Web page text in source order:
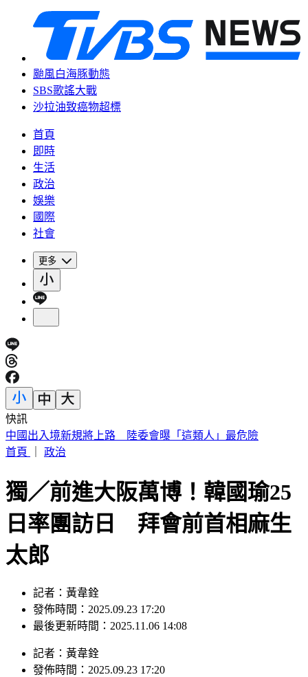
颱風白海豚動態
SBS歌謠大戰
沙拉油致癌物超標
首頁
即時
生活
政治
娛樂
國際
社會
更多
快訊
《花蓮好FUN》YOYO家族互動秀 每週六日花蓮鯉魚潭演出
首頁
政治
獨／前進大阪萬博！韓國瑜25
日率團訪日 拜會前首相麻生
太郎
記者：黃韋銓
發佈時間：2025.09.23 17:20
最後更新時間：2025.11.06 14:08
記者 ： 黃韋銓
發佈時間： 2025.09.23 17:20